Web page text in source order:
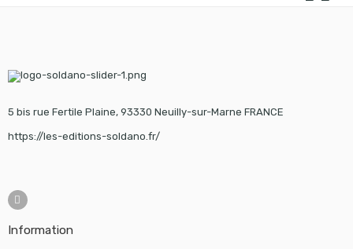
5 bis rue Fertile Plaine, 93330 Neuilly-sur-Marne FRANCE
https://les-editions-soldano.fr/
Information